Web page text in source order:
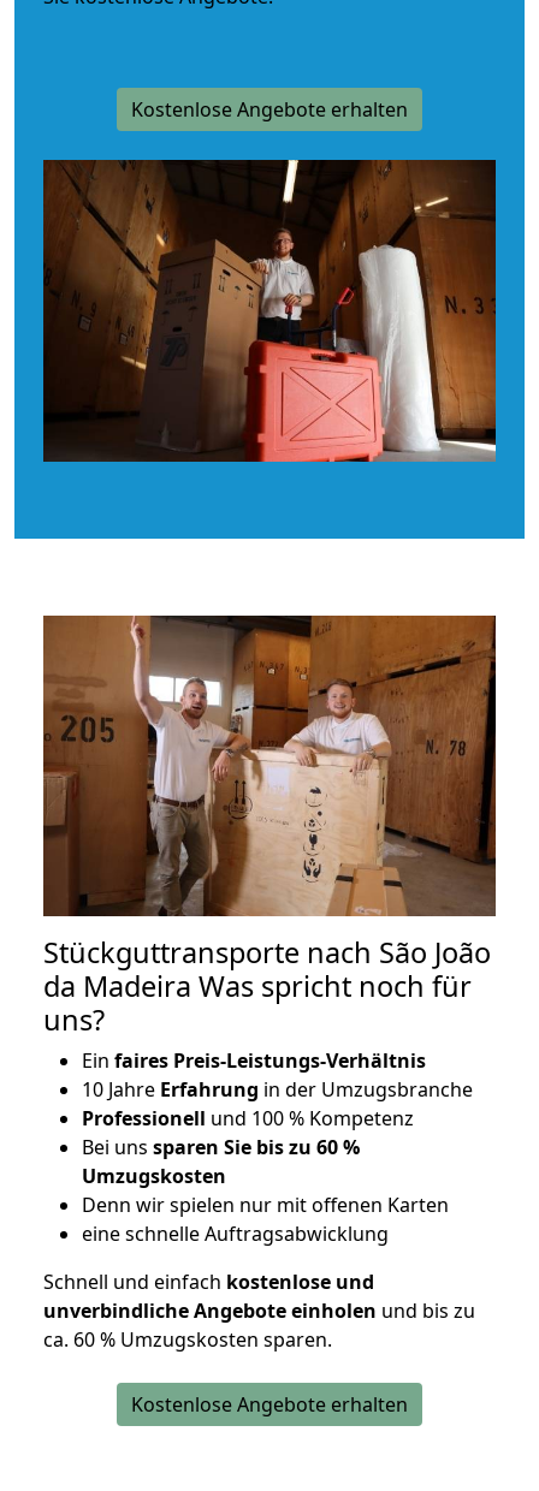
Kostenlose Angebote erhalten
Stückguttransporte nach São João
da Madeira Was spricht noch für
uns?
Ein faires Preis-Leistungs-Verhältnis
10 Jahre Erfahrung in der Umzugsbranche
Professionell und 100 % Kompetenz
Bei uns sparen Sie bis zu 60 %
Umzugskosten
Denn wir spielen nur mit offenen Karten
eine schnelle Auftragsabwicklung
Schnell und einfach kostenlose und
unverbindliche Angebote einholen und bis zu
ca. 60 % Umzugskosten sparen.
Kostenlose Angebote erhalten